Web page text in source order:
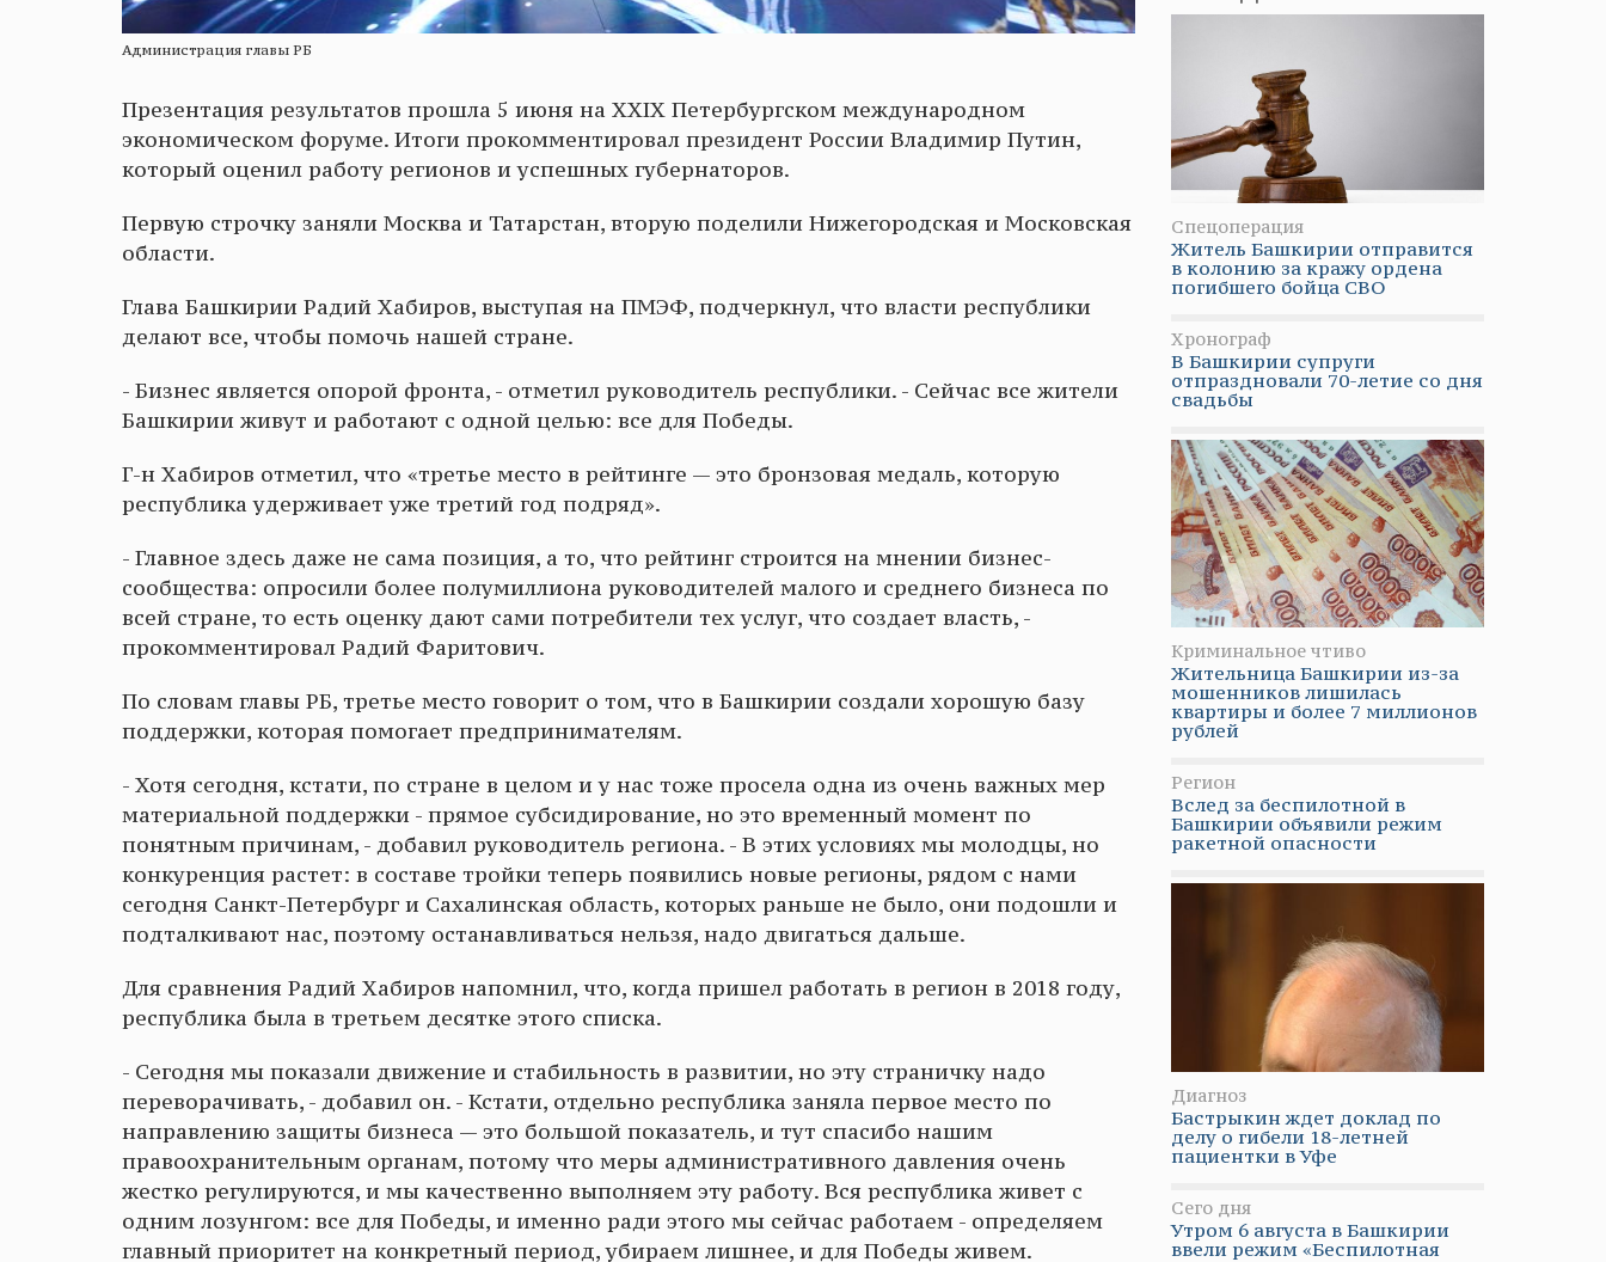
Администрация главы РБ
Презентация результатов прошла 5 июня на XXIX Петербургском международном
экономическом форуме. Итоги прокомментировал президент России Владимир Путин,
который оценил работу регионов и успешных губернаторов.
Первую строчку заняли Москва и Татарстан, вторую поделили Нижегородская и Московская
области.
Глава Башкирии Радий Хабиров, выступая на ПМЭФ, подчеркнул, что власти республики
делают все, чтобы помочь нашей стране.
- Бизнес является опорой фронта, - отметил руководитель республики. - Сейчас все жители
Башкирии живут и работают с одной целью: все для Победы.
Г-н Хабиров отметил, что «третье место в рейтинге — это бронзовая медаль, которую
республика удерживает уже третий год подряд».
- Главное здесь даже не сама позиция, а то, что рейтинг строится на мнении бизнес-
сообщества: опросили более полумиллиона руководителей малого и среднего бизнеса по
всей стране, то есть оценку дают сами потребители тех услуг, что создает власть, -
прокомментировал Радий Фаритович.
По словам главы РБ, третье место говорит о том, что в Башкирии создали хорошую базу
поддержки, которая помогает предпринимателям.
- Хотя сегодня, кстати, по стране в целом и у нас тоже просела одна из очень важных мер
материальной поддержки - прямое субсидирование, но это временный момент по
понятным причинам, - добавил руководитель региона. - В этих условиях мы молодцы, но
конкуренция растет: в составе тройки теперь появились новые регионы, рядом с нами
сегодня Санкт-Петербург и Сахалинская область, которых раньше не было, они подошли и
подталкивают нас, поэтому останавливаться нельзя, надо двигаться дальше.
Для сравнения Радий Хабиров напомнил, что, когда пришел работать в регион в 2018 году,
республика была в третьем десятке этого списка.
- Сегодня мы показали движение и стабильность в развитии, но эту страничку надо
переворачивать, - добавил он. - Кстати, отдельно республика заняла первое место по
направлению защиты бизнеса — это большой показатель, и тут спасибо нашим
правоохранительным органам, потому что меры административного давления очень
жестко регулируются, и мы качественно выполняем эту работу. Вся республика живет с
одним лозунгом: все для Победы, и именно ради этого мы сейчас работаем - определяем
главный приоритет на конкретный период, убираем лишнее, и для Победы живем.
Спецоперация
Житель Башкирии отправится
в колонию за кражу ордена
погибшего бойца СВО
Хронограф
В Башкирии супруги
отпраздновали 70-летие со дня
свадьбы
Криминальное чтиво
Жительница Башкирии из-за
мошенников лишилась
квартиры и более 7 миллионов
рублей
Регион
Вслед за беспилотной в
Башкирии объявили режим
ракетной опасности
Диагноз
Бастрыкин ждет доклад по
делу о гибели 18-летней
пациентки в Уфе
Сего дня
Утром 6 августа в Башкирии
ввели режим «Беспилотная